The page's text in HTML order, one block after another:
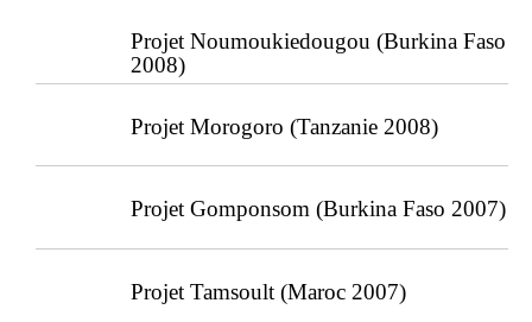
Projet Noumoukiedougou (Burkina Faso
2008)
Projet Morogoro (Tanzanie 2008)
Projet Gomponsom (Burkina Faso 2007)
Projet Tamsoult (Maroc 2007)